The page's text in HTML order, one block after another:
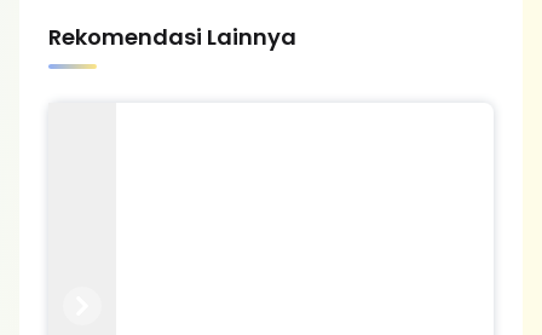
Rekomendasi Lainnya